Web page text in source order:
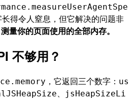
长得令人窒息，但它解决的问题非
量你的页面使用的全部内存。
不够用？
，它返回三个数字： us
、
jsHeapSizeLi